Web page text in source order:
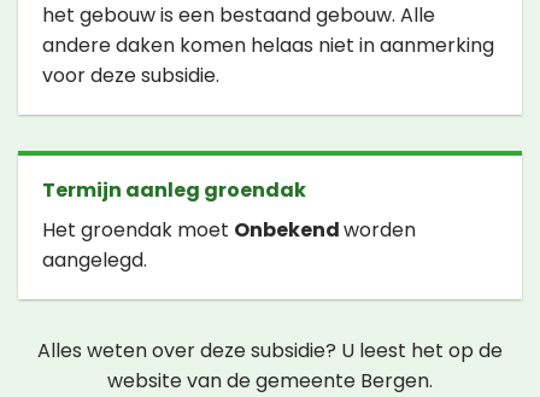
het gebouw is een bestaand gebouw. Alle
andere daken komen helaas niet in aanmerking
voor deze subsidie.
Termijn aanleg groendak
Het groendak moet Onbekendworden
aangelegd.
Alles weten over deze subsidie? U leest het op de
website van de gemeente Bergen.